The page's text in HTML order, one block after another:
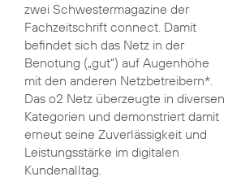
zwei Schwestermagazine der
Fachzeitschrift connect. Damit
befindet sich das Netz in der
Benotung („gut“) auf Augenhöhe
mit den anderen Netzbetreibern*.
Das o2 Netz überzeugte in diversen
Kategorien und demonstriert damit
erneut seine Zuverlässigkeit und
Leistungsstärke im digitalen
Kundenalltag.